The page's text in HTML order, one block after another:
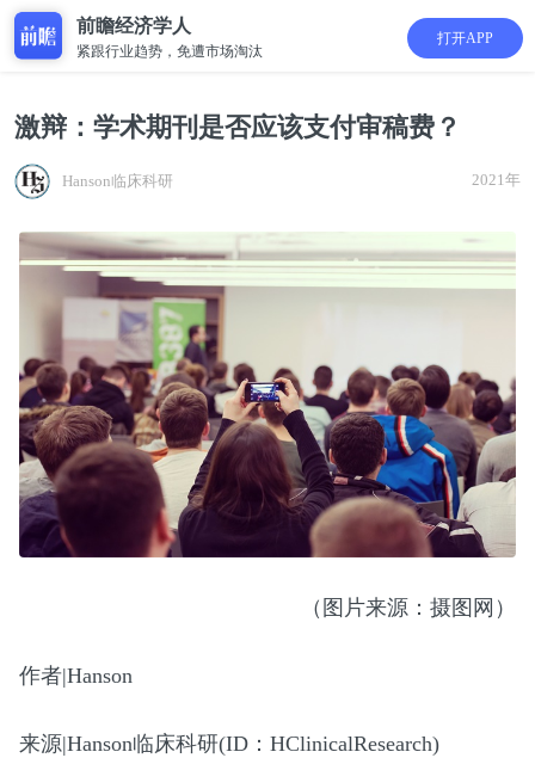
前瞻经济学人
紧跟行业趋势，免遭市场淘汰
打开APP
激辩：学术期刊是否应该支付审稿费？
Hanson临床科研 2021年
（图片来源：摄图网）
作者|Hanson
来源|Hanson临床科研(ID：HClinicalResearch)